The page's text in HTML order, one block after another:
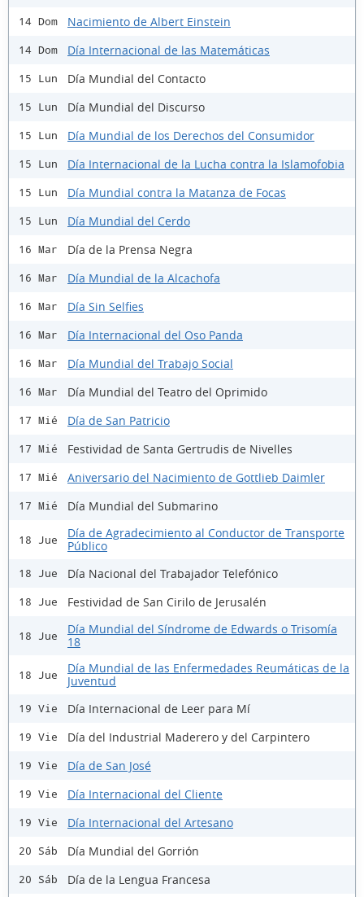
14 Dom Nacimiento de Albert Einstein
14 Dom Día Internacional de las Matemáticas
15 Lun Día Mundial del Contacto
15 Lun Día Mundial del Discurso
15 Lun Día Mundial de los Derechos del Consumidor
15 Lun Día Internacional de la Lucha contra la Islamofobia
15 Lun Día Mundial contra la Matanza de Focas
15 Lun Día Mundial del Cerdo
16 Mar Día de la Prensa Negra
16 Mar Día Mundial de la Alcachofa
16 Mar Día Sin Selfies
16 Mar Día Internacional del Oso Panda
16 Mar Día Mundial del Trabajo Social
16 Mar Día Mundial del Teatro del Oprimido
17 Mié Día de San Patricio
17 Mié Festividad de Santa Gertrudis de Nivelles
17 Mié Aniversario del Nacimiento de Gottlieb Daimler
17 Mié Día Mundial del Submarino
18 Jue
Día de Agradecimiento al Conductor de Transporte
Público
18 Jue Día Nacional del Trabajador Telefónico
18 Jue Festividad de San Cirilo de Jerusalén
18 Jue
Día Mundial del Síndrome de Edwards o Trisomía
18
18 Jue
Día Mundial de las Enfermedades Reumáticas de la
Juventud
19 Vie Día Internacional de Leer para Mí
19 Vie Día del Industrial Maderero y del Carpintero
19 Vie Día de San José
19 Vie Día Internacional del Cliente
19 Vie Día Internacional del Artesano
20 Sáb Día Mundial del Gorrión
20 Sáb Día de la Lengua Francesa